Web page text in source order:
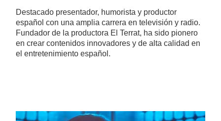
Destacado presentador, humorista y productor
español con una amplia carrera en televisión y radio.
Fundador de la productora El Terrat, ha sido pionero
en crear contenidos innovadores y de alta calidad en
el entretenimiento español.